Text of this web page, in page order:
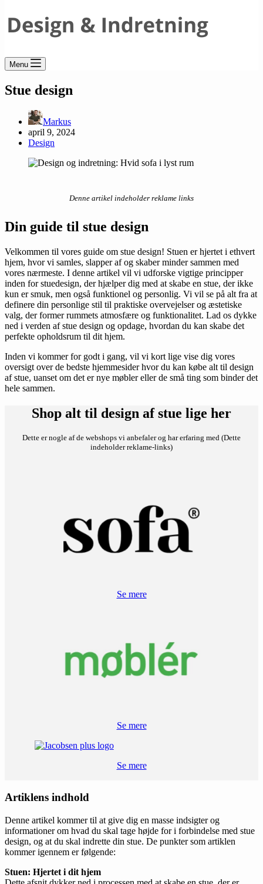
Menu
Stue design
Markus
april 9, 2024
Design
Denne artikel indeholder reklame links
Din guide til stue design
Velkommen til vores guide om stue design! Stuen er hjertet i ethvert
hjem, hvor vi samles, slapper af og skaber minder sammen med
vores nærmeste. I denne artikel vil vi udforske vigtige principper
inden for stuedesign, der hjælper dig med at skabe en stue, der ikke
kun er smuk, men også funktionel og personlig. Vi vil se på alt fra at
definere din personlige stil til praktiske overvejelser og æstetiske
valg, der former rummets atmosfære og funktionalitet. Lad os dykke
ned i verden af stue design og opdage, hvordan du kan skabe det
perfekte opholdsrum til dit hjem.
Inden vi kommer for godt i gang, vil vi kort lige vise dig vores
oversigt over de bedste hjemmesider hvor du kan købe alt til design
af stue, uanset om det er nye møbler eller de små ting som binder det
hele sammen.
Shop alt til design af stue lige her
Dette er nogle af de webshops vi anbefaler og har erfaring med (Dette
indeholder reklame-links)
Se mere
Se mere
Se mere
Artiklens indhold
Denne artikel kommer til at give dig en masse indsigter og
informationer om hvad du skal tage højde for i forbindelse med stue
design, og at du skal indrette din stue. De punkter som artiklen
kommer igennem er følgende:
Stuen: Hjertet i dit hjem